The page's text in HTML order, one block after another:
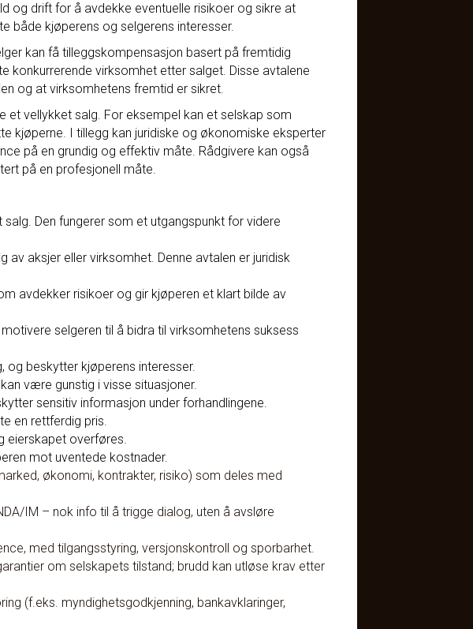
og drift for å avdekke eventuelle risikoer og sikre at
både kjøperens og selgerens interesser.
kan få tilleggskompensasjon basert på fremtidig
konkurrerende virksomhet etter salget. Disse avtalene
og at virksomhetens fremtid er sikret.
et vellykket salg. For eksempel kan et selskap som
kjøperne. I tillegg kan juridiske og økonomiske eksperter
på en grundig og effektiv måte. Rådgivere kan også
på en profesjonell måte.
Den fungerer som et utgangspunkt for videre
av aksjer eller virksomhet. Denne avtalen er juridisk
avdekker risikoer og gir kjøperen et klart bilde av
selgeren til å bidra til virksomhetens suksess
og beskytter kjøperens interesser.
være gunstig i visse situasjoner.
sensitiv informasjon under forhandlingene.
en rettferdig pris.
eierskapet overføres.
mot uventede kostnader.
økonomi, kontrakter, risiko) som deles med
IM – nok info til å trigge dialog, uten å avsløre
med tilgangsstyring, versjonskontroll og sporbarhet.
om selskapets tilstand; brudd kan utløse krav etter
(f.eks. myndighetsgodkjenning, bankavklaringer,